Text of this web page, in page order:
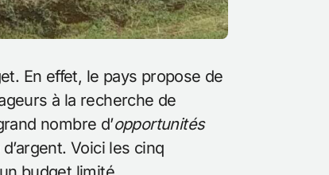
En effet, le pays propose de
à la recherche de
nombre d’opportunités
Voici les cinq